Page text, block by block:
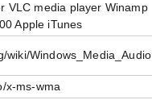
VLC media player Winamp
Apple iTunes
wiki/Windows_Media_Audio
x-ms-wma